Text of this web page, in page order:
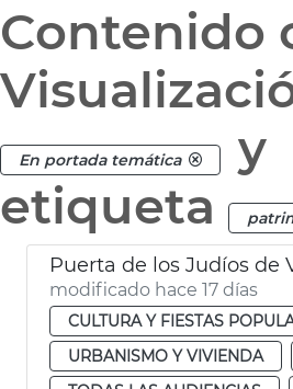
Contenido
En portada temática
y
etiqueta
Puerta de los Judíos de
modificado hace 17 días
CULTURA Y FIESTAS
URBANISMO Y VIVIENDA